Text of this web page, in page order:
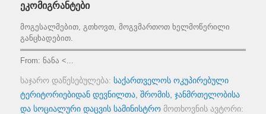
ეკომიგრანტები
მოგესალმებით, გთხოვთ, მოგვმართოთ ხელმოწერილი
განცხადებით.
From: ნანა <...
საჯარო დაწესებულება: საქართველოს ოკუპირებული
ტერიტორიებიდან დევნილთა, შრომის, ჯანმრთელობისა
და სოციალური დაცვის სამინისტრო მოთხოვნის ავტორი: